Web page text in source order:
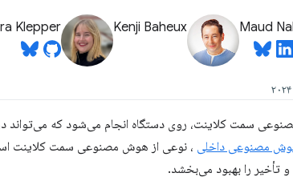
Maud
Kenji Baheux
Klepper
سمت کلاینت، روی دستگاه انجام می‌شود که می‌تواند
مصنوعی داخلی ، نوعی از هوش مصنوعی سمت کلاینت
تأخیر را بهبود می‌بخشد.